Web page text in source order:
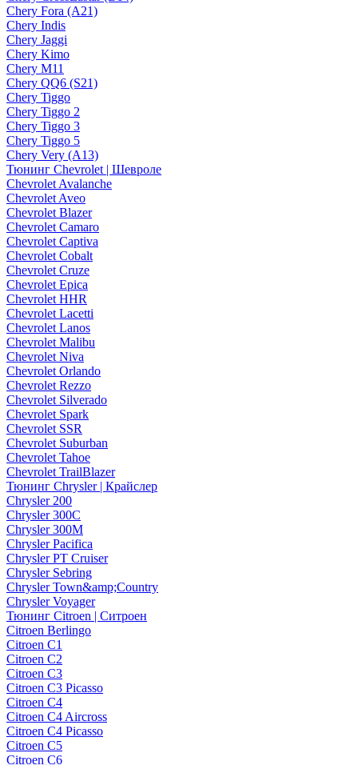
Chery Fora (A21)
Chery Indis
Chery Jaggi
Chery Kimo
Chery M11
Chery QQ6 (S21)
Chery Tiggo
Chery Tiggo 2
Chery Tiggo 3
Chery Tiggo 5
Chery Very (A13)
Тюнинг Chevrolet | Шевроле
Chevrolet Avalanche
Chevrolet Aveo
Chevrolet Blazer
Chevrolet Camaro
Chevrolet Captiva
Chevrolet Cobalt
Chevrolet Cruze
Chevrolet Epica
Chevrolet HHR
Chevrolet Lacetti
Chevrolet Lanos
Chevrolet Malibu
Chevrolet Niva
Chevrolet Orlando
Chevrolet Rezzo
Chevrolet Silverado
Chevrolet Spark
Chevrolet SSR
Chevrolet Suburban
Chevrolet Tahoe
Chevrolet TrailBlazer
Тюнинг Chrysler | Крайслер
Chrysler 200
Chrysler 300C
Chrysler 300M
Chrysler Pacifica
Chrysler PT Cruiser
Chrysler Sebring
Chrysler Town&amp;Country
Chrysler Voyager
Тюнинг Citroen | Ситроен
Citroen Berlingo
Citroen C1
Citroen C2
Citroen C3
Citroen C3 Picasso
Citroen C4
Citroen C4 Aircross
Citroen C4 Picasso
Citroen C5
Citroen C6